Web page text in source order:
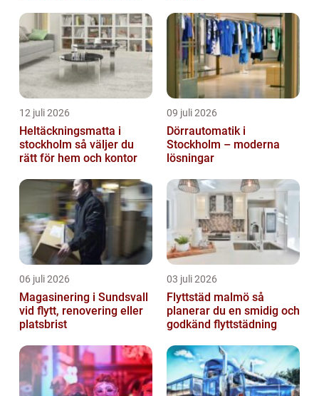
12 juli 2026
Heltäckningsmatta i
stockholm så väljer du
rätt för hem och kontor
09 juli 2026
Dörrautomatik i
Stockholm – moderna
lösningar
06 juli 2026
Magasinering i Sundsvall
vid flytt, renovering eller
platsbrist
03 juli 2026
Flyttstäd malmö så
planerar du en smidig och
godkänd flyttstädning